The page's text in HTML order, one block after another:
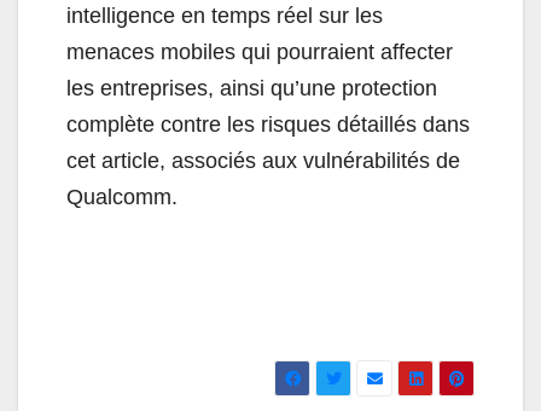
intelligence en temps réel sur les
menaces mobiles qui pourraient affecter
les entreprises, ainsi qu’une protection
complète contre les risques détaillés dans
cet article, associés aux vulnérabilités de
Qualcomm.